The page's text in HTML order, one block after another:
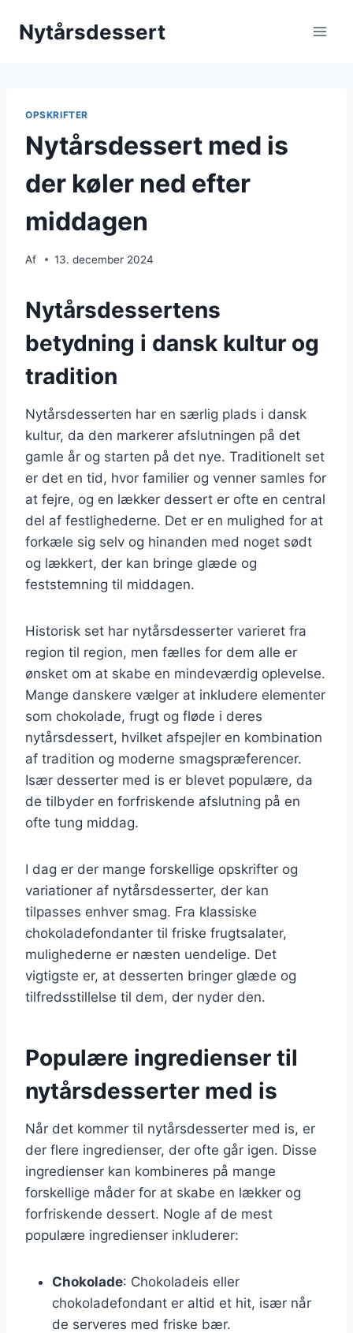
Nytårsdessert
OPSKRIFTER
Nytårsdessert med is
der køler ned efter
middagen
Af 13. december 2024
Nytårsdessertens
betydning i dansk kultur og
tradition
Nytårsdesserten har en særlig plads i dansk
kultur, da den markerer afslutningen på det
gamle år og starten på det nye. Traditionelt set
er det en tid, hvor familier og venner samles for
at fejre, og en lækker dessert er ofte en central
del af festlighederne. Det er en mulighed for at
forkæle sig selv og hinanden med noget sødt
og lækkert, der kan bringe glæde og
feststemning til middagen.
Historisk set har nytårsdesserter varieret fra
region til region, men fælles for dem alle er
ønsket om at skabe en mindeværdig oplevelse.
Mange danskere vælger at inkludere elementer
som chokolade, frugt og fløde i deres
nytårsdessert, hvilket afspejler en kombination
af tradition og moderne smagspræferencer.
Især desserter med is er blevet populære, da
de tilbyder en forfriskende afslutning på en
ofte tung middag.
I dag er der mange forskellige opskrifter og
variationer af nytårsdesserter, der kan
tilpasses enhver smag. Fra klassiske
chokoladefondanter til friske frugtsalater,
mulighederne er næsten uendelige. Det
vigtigste er, at desserten bringer glæde og
tilfredsstillelse til dem, der nyder den.
Populære ingredienser til
nytårsdesserter med is
Når det kommer til nytårsdesserter med is, er
der flere ingredienser, der ofte går igen. Disse
ingredienser kan kombineres på mange
forskellige måder for at skabe en lækker og
forfriskende dessert. Nogle af de mest
populære ingredienser inkluderer:
Chokolade: Chokoladeis eller
chokoladefondant er altid et hit, især når
de serveres med friske bær.